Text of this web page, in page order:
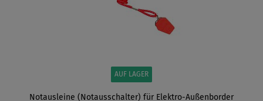
AUF LAGER
Notausleine (Notausschalter) für Elektro-Außenborder